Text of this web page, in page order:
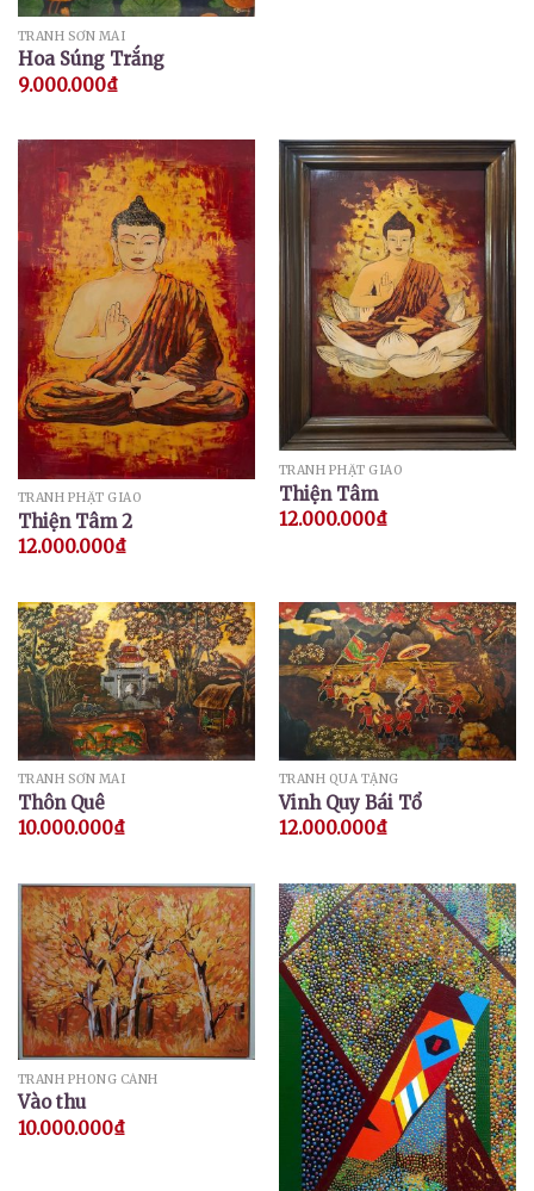
TRANH SƠN MÀI
Hoa Súng Trắng
9.000.000₫
TRANH PHẬT GIÁO
Thiện Tâm 2
12.000.000₫
TRANH PHẬT GIÁO
Thiện Tâm
12.000.000₫
TRANH SƠN MÀI
Thôn Quê
10.000.000₫
TRANH QUÀ TẶNG
Vinh Quy Bái Tổ
12.000.000₫
TRANH PHONG CẢNH
Vào thu
10.000.000₫